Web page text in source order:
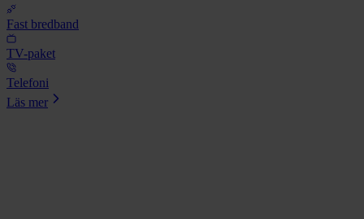
Fast bredband
TV-paket
Telefoni
Läs mer